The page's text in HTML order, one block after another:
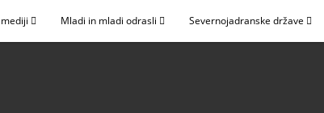
Mladi in mladi odrasli Severnojadranske države